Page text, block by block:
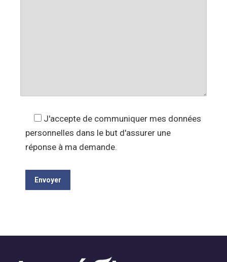
J'accepte de communiquer mes données
personnelles dans le but d'assurer une
réponse à ma demande.